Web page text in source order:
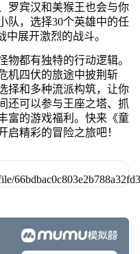
罗宾汉和美猴王也会与你
队，选择30个英雄中的任
展开激烈的战斗。
物都有独特的行动逻辑。
机四伏的旅途中披荆斩
择和多种流派构筑，让你
还可以参与王座之塔、抓
富的游戏福利。快来《童
启精彩的冒险之旅吧！